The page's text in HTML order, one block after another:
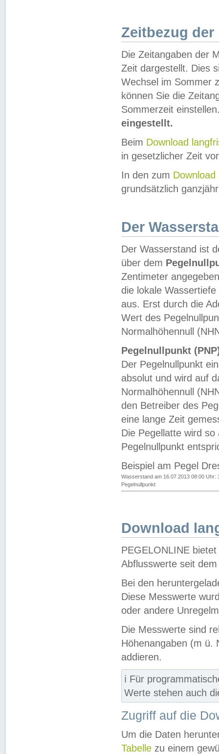
Zeitbezug der
Die Zeitangaben der
Zeit dargestellt. Dies
Wechsel im Sommer
können Sie die
Sommerzeit
eingestellt.
Beim Download
in gesetzlicher Zeit
In den zum Download
grundsätzlich
Der
Der Wasserstand ist
über dem
Zentimeter
die lokale
aus. Erst durch die
Wert des
Normalhöhennull
Pegelnullpunkt
Der Pegelnullpunkt
absolut und wird auf
Normalhöhennull
den Betreiber des
eine lange Zeit
Die Pegellatte wird
Pegelnullpunkt
Beispiel am Pegel
Wasserstand am 16.07.2013 08:00 Uhr:
Pegelnullpunkt
Download
PEGELONLINE
Abflusswerte seit
Bei den
Diese Messwerte
oder andere
Die Messwerte sind
Höhenangaben (m ü.
addieren.
ℹ️ Für
Werte stehen auch
Zugriff auf die
Um die Daten
Tabelle zu einem